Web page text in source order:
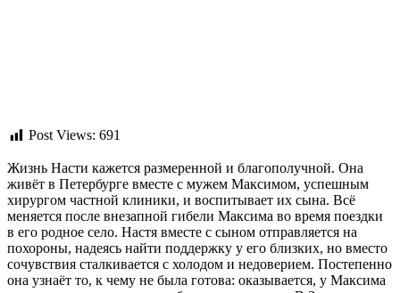
Post Views: 691
Жизнь Насти кажется размеренной и благополучной. Она
живёт в Петербурге вместе с мужем Максимом, успешным
хирургом частной клиники, и воспитывает их сына. Всё
меняется после внезапной гибели Максима во время поездки
в его родное село. Настя вместе с сыном отправляется на
похороны, надеясь найти поддержку у его близких, но вместо
сочувствия сталкивается с холодом и недоверием. Постепенно
она узнаёт то, к чему не была готова: оказывается, у Максима